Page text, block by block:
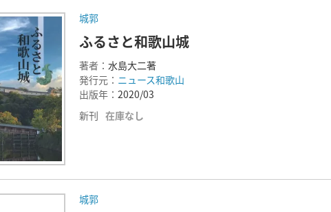
城郭
ふるさと和歌山城
著者： 水島大二著
発行元： ニュース和歌山
出版年： 2020/03
新刊 在庫なし
城郭